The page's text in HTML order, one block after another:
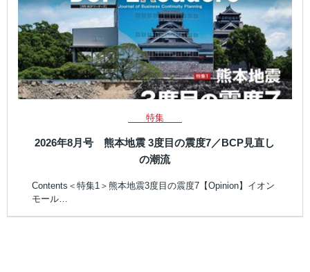
特集
2026年8月号 熊本地震 3度目の震度7／BCP見直し
の潮流
Contents＜特集1＞熊本地震3度目の震度7【Opinion】イオン
モール…